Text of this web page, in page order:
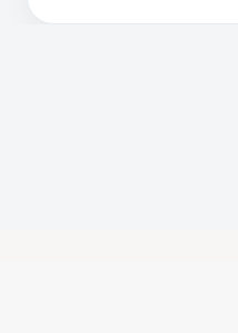
NOTRANJEGA